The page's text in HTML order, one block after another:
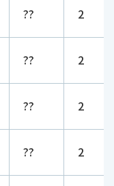
?? 2
?? 2
?? 2
?? 2